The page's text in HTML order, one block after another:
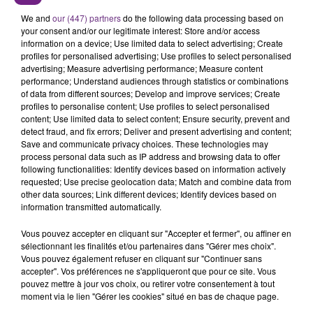
L'INSPECTION DU TRAVAIL RAPPELLE À
L'ORDRE SUR LES CONDITIONS DE...
Alors que les dates de début des vendange 2026
s'est avéré être plus précoce que prévu,
l'inspection du Travail en profite pour rappeler
We and our (447) partnersdo the following data processing based on
your consent and/or our legitimate interest: Store and/or access
information on a device; Use limited data to select advertising; Create
profiles for personalised advertising; Use profiles to select personalised
advertising; Measure advertising performance; Measure content
performance; Understand audiences through statistics or combinations
of data from different sources; Develop and improve services; Create
profiles to personalise content; Use profiles to select personalised
content; Use limited data to select content; Ensure security, prevent and
detect fraud, and fix errors; Deliver and present advertising and content;
Save and communicate privacy choices. These technologies may
process personal data such as IP address and browsing data to offer
following functionalities: Identify devices based on information actively
requested; Use precise geolocation data; Match and combine data from
other data sources; Link different devices; Identify devices based on
information transmitted automatically.
Vous pouvez accepter en cliquant sur "Accepter et fermer", ou affiner en
sélectionnant les finalités et/ou partenaires dans "Gérer mes choix".
Vous pouvez également refuser en cliquant sur "Continuer sans
accepter". Vos préférences ne s'appliqueront que pour ce site. Vous
pouvez mettre à jour vos choix, ou retirer votre consentement à tout
moment via le lien "Gérer les cookies" situé en bas de chaque page.